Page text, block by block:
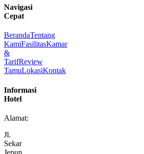
Check-
in:
WIB
Check-
out:
12:00
WIB
Layanan:
Desk
24
Jam
Room
Service